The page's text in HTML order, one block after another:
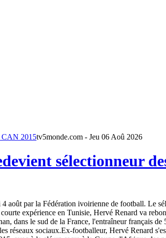
tv5monde.com - Jeu 06 Aoû 2026
sélectionneur
août par la Fédération ivoirienne de football. Le
expérience en Tunisie, Hervé Renard va
dans le sud de la France, l'entraîneur français de
réseaux sociaux.Ex-footballeur, Hervé Renard